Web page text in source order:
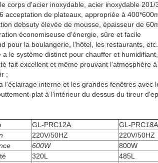
corps d'acier inoxydable, acier inoxydable 201/
acceptation de plateaux, appropriée à
debsuty élevée de mousse, épaisseur de
économiseuse d'énergie, sûre et facile
pour la boulangerie, l'hôtel, les restaurants, etc.
a le système distinct pour chauffer et
fait excellent et même prouvant l'atmosphère
;
l'éclairage interne et les grandes fenêtres
plat à l'intérieur du dessus du tireur
GL-PRC12A GL-PRC18A
220V/50HZ 220V/50HZ
600W 800W
320L 485L